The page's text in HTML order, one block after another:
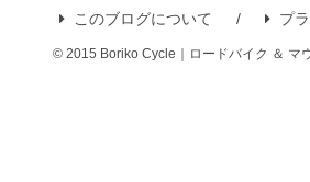
このブログについて
プ
© 2015 Boriko Cycle｜ロードバイク ＆ マ